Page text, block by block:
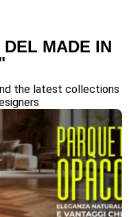
MADE IN
the latest collections